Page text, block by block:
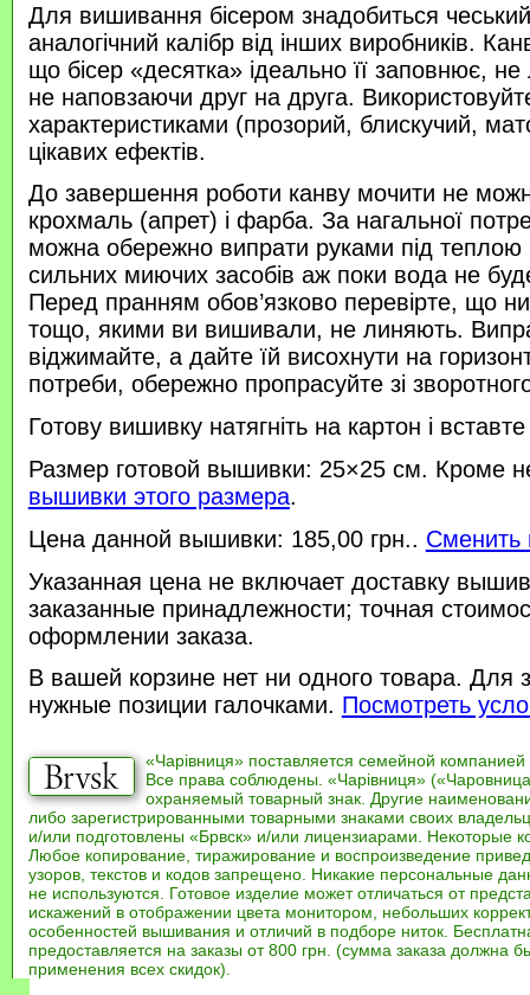
Для вишивання бісером знадобиться
аналогічний калібр від інших виробників.
що бісер «десятка» ідеально її заповнює,
не наповзаючи друг на друга.
характеристиками (прозорий, блискучий,
цікавих ефектів.
До завершення роботи канву мочити не
крохмаль (апрет) і фарба. За нагальної
можна обережно випрати руками під
сильних миючих засобів аж поки вода не
Перед пранням обов’язково перевірте, що
тощо, якими ви вишивали, не линяють.
віджимайте, а дайте їй висохнути на
потреби, обережно пропрасуйте зі
Готову вишивку натягніть на картон і
Размер готовой вышивки: 25×25 см. Кроме
вышивки этого размера.
Цена данной вышивки: 185,00 грн.. Сменить
Указанная цена не включает доставку
заказанные принадлежности; точная
оформлении заказа.
В вашей корзине нет ни одного товара. Для
нужные позиции галочками. Посмотреть
«Чарівниця» поставляется семейной компанией
Все права соблюдены. «Чарівниця»
охраняемый товарный знак. Другие
либо зарегистрированными товарными знаками своих
и/или подготовлены «Брвск» и/или лицензиарами. Некоторые
Любое копирование, тиражирование и воспроизведение
узоров, текстов и кодов запрещено. Никакие персональные
не используются. Готовое изделие может отличаться от
искажений в отображении цвета монитором, небольших
особенностей вышивания и отличий в подборе ниток.
предоставляется на заказы от 800 грн. (сумма заказа должна
применения всех скидок).